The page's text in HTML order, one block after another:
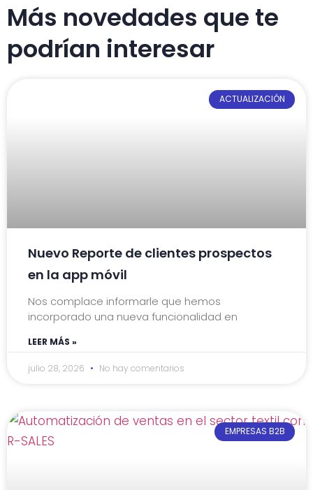
Más novedades que te
podrían interesar
ACTUALIZACIÓN
Nuevo Reporte de clientes prospectos
en la app móvil
Nos complace informarle que hemos
incorporado una nueva funcionalidad en
LEER MÁS »
julio 28, 2026 No hay comentarios
EMPRESAS B2B